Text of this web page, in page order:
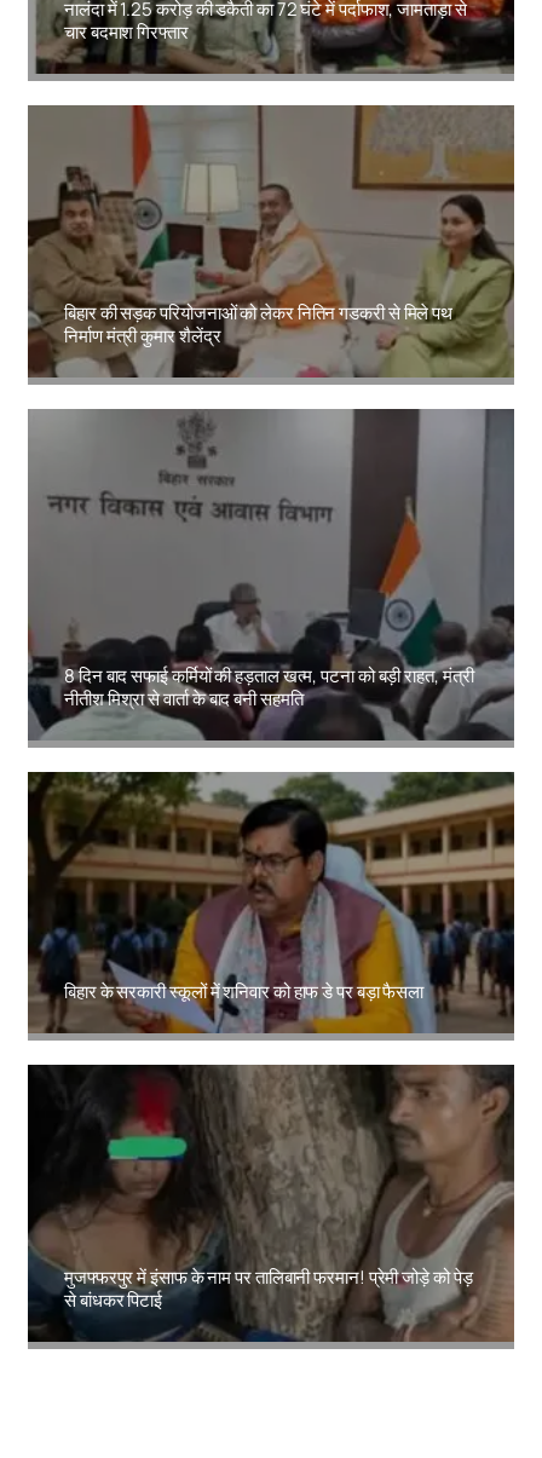
नालंदा में 1.25 करोड़ की डकैती का 72 घंटे में पर्दाफाश, जामताड़ा से
चार बदमाश गिरफ्तार
Amit Lekh
बिहार की सड़क परियोजनाओं को लेकर नितिन गडकरी से मिले पथ
निर्माण मंत्री कुमार शैलेंद्र
Amit Lekh
8 दिन बाद सफाई कर्मियों की हड़ताल खत्म, पटना को बड़ी राहत, मंत्री
नीतीश मिश्रा से वार्ता के बाद बनी सहमति
बिहार के सरकारी स्कूलों में शनिवार को हाफ डे पर बड़ा फैसला
Amit Lekh
मुजफ्फरपुर में इंसाफ के नाम पर तालिबानी फरमान! प्रेमी जोड़े को पेड़
से बांधकर पिटाई
Amit Lekh